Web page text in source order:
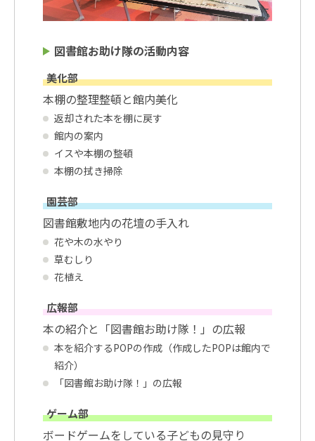
図書館お助け隊の活動内容
美化部
本棚の整理整頓と館内美化
返却された本を棚に戻す
館内の案内
イスや本棚の整頓
本棚の拭き掃除
園芸部
図書館敷地内の花壇の手入れ
花や木の水やり
草むしり
花植え
広報部
本の紹介と「図書館お助け隊！」の広報
本を紹介するPOPの作成（作成したPOPは館内で
紹介）
「図書館お助け隊！」の広報
ゲーム部
ボードゲームをしている子どもの見守り